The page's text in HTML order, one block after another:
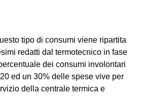
tipo di consumi viene ripartita
redatti dal termotecnico in fase
dei consumi involontari
ed un 30% delle spese vive per
della centrale termica e